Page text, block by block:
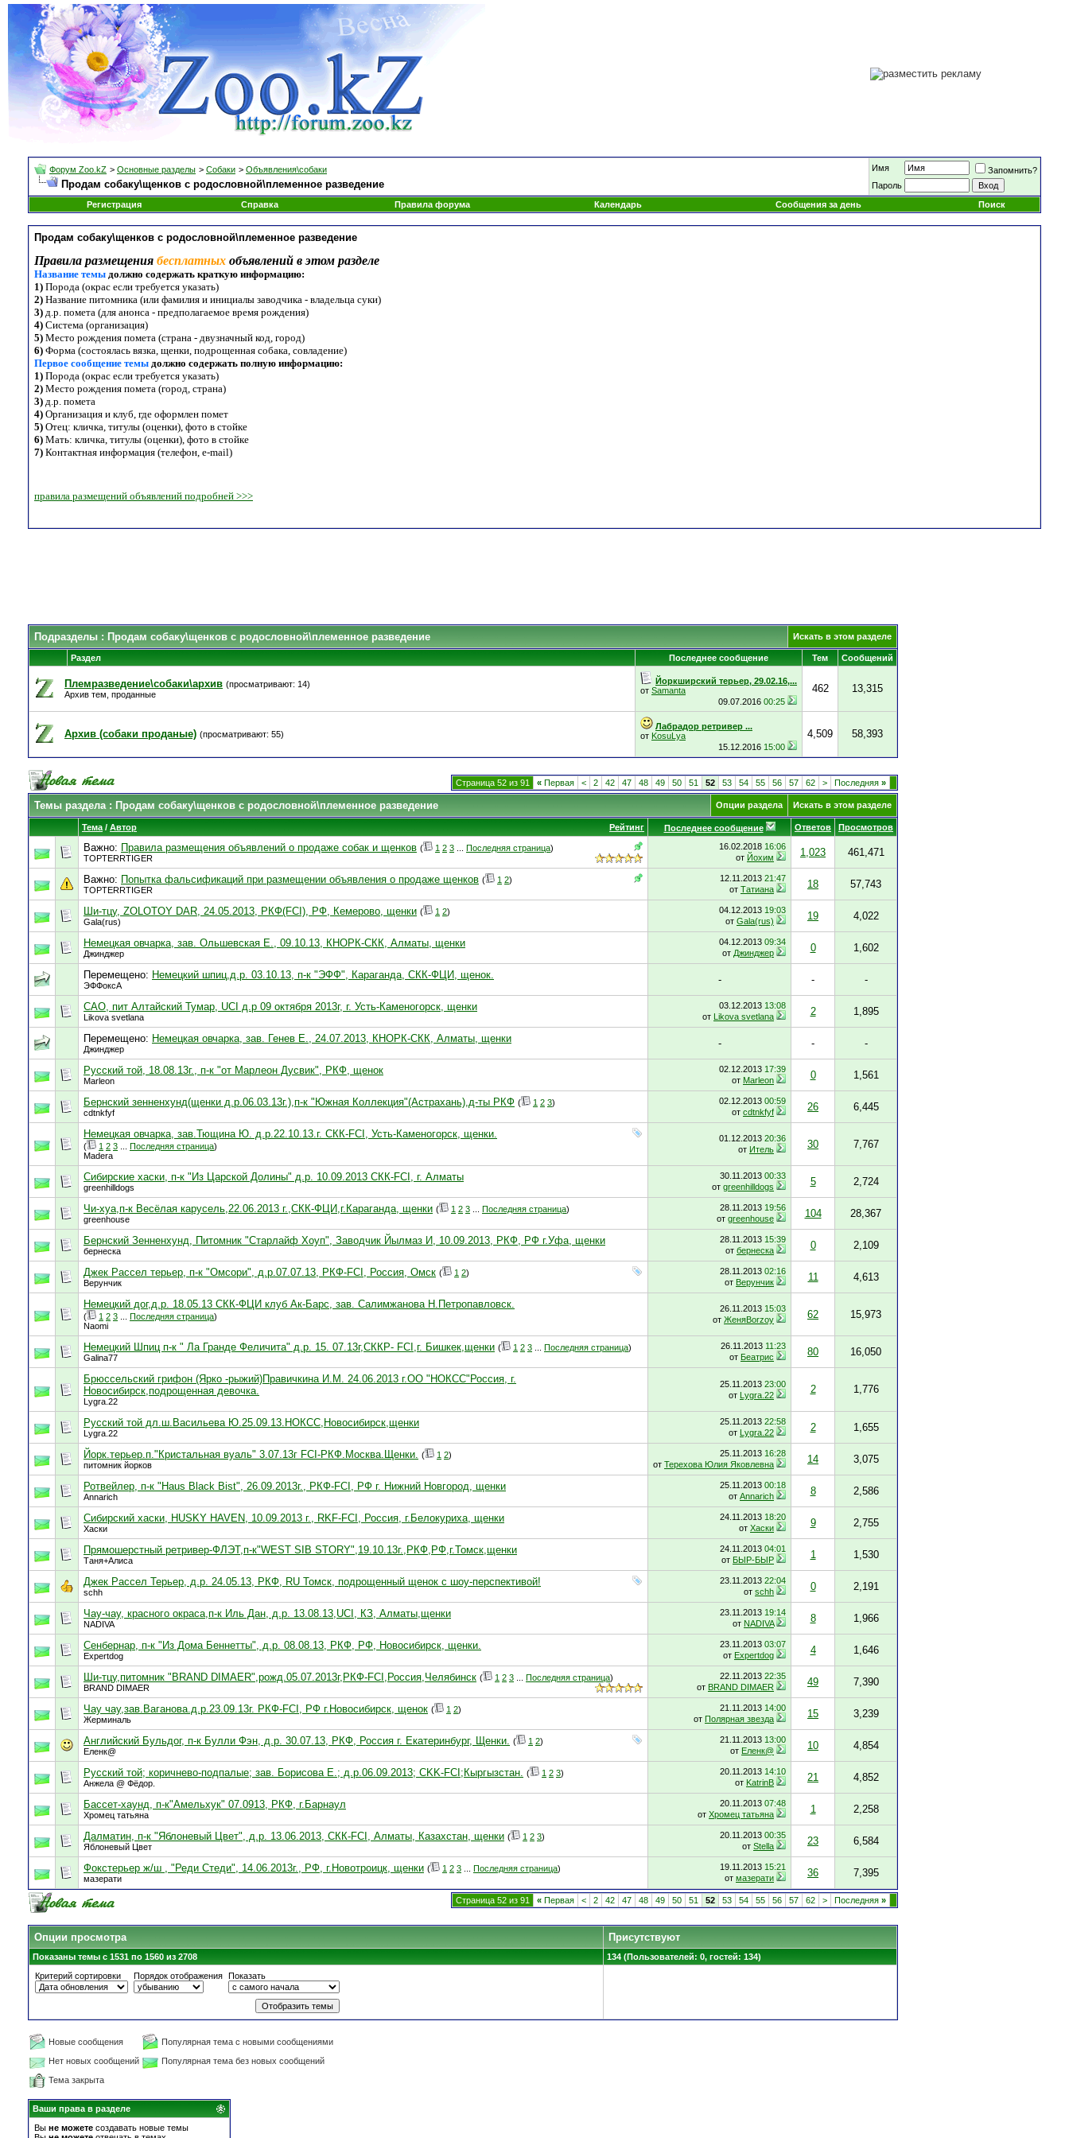
Форум Zoo.kZ > Основные разделы > Собаки > Объявления\собаки
Продам собаку\щенков с родословной\племенное разведение
Имя
Запомнить?
Пароль
Регистрация
Справка Правила форума Календарь Сообщения за день Поиск
Продам собаку\щенков с родословной\племенное разведение
Правила размещения бесплатных объявлений в этом разделе
Название темы должно содержать краткую информацию:
1) Порода (окрас если требуется указать)
2) Название питомника (или фамилия и инициалы заводчика - владельца суки)
3) д.р. помета (для анонса - предполагаемое время рождения)
4) Система (организация)
5) Место рождения помета (страна - двузначный код, город)
6) Форма (состоялась вязка, щенки, подрощенная собака, совладение)
Первое сообщение темы должно содержать полную информацию:
1) Порода (окрас если требуется указать)
2) Место рождения помета (город, страна)
3) д.р. помета
4) Организация и клуб, где оформлен помет
5) Отец: кличка, титулы (оценки), фото в стойке
6) Мать: кличка, титулы (оценки), фото в стойке
7) Контактная информация (телефон, e-mail)
правила размещений объявлений подробней >>>
Подразделы : Продам собаку\щенков с родословной\племенное разведение Искать в этом разделе
Раздел Последнее сообщение Тем Сообщений
Племразведение\собаки\архив (просматривают: 14)
Архив тем, проданные
Йоркширский терьер, 29.02.16,...
от Samanta
09.07.2016 00:25
462 13,315
Архив (собаки проданые) (просматривают: 55)
Лабрадор ретривер ...
от KosuLya
15.12.2016 15:00
4,509 58,393
Страница 52 из 91 « Первая < 2 42 47 48 49 50 51 52 53 54 55 56 57 62 > Последняя »
Темы раздела: Продам собаку\щенков с родословной\племенное разведение Опции раздела Искать в этом разделе
Рейтинг
Тема / Автор Последнее сообщение Ответов Просмотров
Важно: Правила размещения объявлений о продаже собак и щенков ( 1 2 3 Последняя страница)
TOPTERRTIGER
16.02.2018 16:06
от Йохим 1,023 461,471
Важно: Попытка фальсификаций при размещении объявления о продаже щенков ( 1 2)
TOPTERRTIGER
12.11.2013 21:47
от Татиана 18 57,743
Ши-тцу, ZOLOTOY DAR, 24.05.2013, РКФ(FCI), РФ, Кемерово, щенки ( 1 2)
Gala(rus)
04.12.2013 19:03
от Gala(rus) 19 4,022
Немецкая овчарка, зав. Ольшевская Е., 09.10.13, КНОРК-СКК, Алматы, щенки
Джинджер
04.12.2013 09:34
от Джинджер 0 1,602
Перемещено: Немецкий шпиц,д.р. 03.10.13, п-к "ЭФФ", Караганда, СКК-ФЦИ, щенок.
ЭФФоксА - - -
САО, пит Алтайский Тумар, UCI д.р 09 октября 2013г, г. Усть-Каменогорск, щенки
Likova svetlana
03.12.2013 13:08
от Likova svetlana 2 1,895
Перемещено: Немецкая овчарка, зав. Генев Е., 24.07.2013, КНОРК-СКК, Алматы, щенки
Джинджер - - -
Русский той, 18.08.13г., п-к "от Марлеон Дусвик", РКФ, щенок
Marleon
02.12.2013 17:39
от Marleon 0 1,561
Бернский зенненхунд(щенки д.р.06.03.13г.),п-к "Южная Коллекция"(Астрахань),д-ты РКФ ( 1 2 3)
cdtnkfyf
02.12.2013 00:59
от cdtnkfyf 26 6,445
Немецкая овчарка, зав.Тющина Ю. д.р.22.10.13.г. СКК-FCI, Усть-Каменогорск, щенки.
( 1 2 3 Последняя страница)
Madera
01.12.2013 20:36
от Итель 30 7,767
Сибирские хаски, п-к "Из Царской Долины" д.р. 10.09.2013 СКК-FCI, г. Алматы
greenhilldogs
30.11.2013 00:33
от greenhilldogs 5 2,724
Чи-хуа,п-к Весёлая карусель,22.06.2013 г.,СКК-ФЦИ,г.Караганда, щенки ( 1 2 3 Последняя страница)
greenhouse
28.11.2013 19:56
от greenhouse 104 28,367
Бернский Зенненхунд, Питомник "Старлайф Хоуп", Заводчик Йылмаз И, 10.09.2013, РКФ, РФ г.Уфа, щенки
бернеска
28.11.2013 15:39
от бернеска 0 2,109
Джек Рассел терьер, п-к "Омсори", д.р.07.07.13, РКФ-FCI, Россия, Омск ( 1 2)
Верунчик
28.11.2013 02:16
от Верунчик 11 4,613
Немецкий дог,д.р. 18.05.13 СКК-ФЦИ клуб Ак-Барс, зав. Салимжанова Н.Петропавловск.
( 1 2 3 Последняя страница)
Naomi
26.11.2013 15:03
от ЖеняBorzoy 62 15,973
Немецкий Шпиц п-к " Ла Гранде Феличита" д.р. 15. 07.13г,СККР- FCI,г. Бишкек,щенки ( 1 2 3 Последняя страница)
Galina77
26.11.2013 11:23
от Беатрис 80 16,050
Брюссельский грифон (Ярко -рыжий)Правичкина И.М. 24.06.2013 г.ОО "НОКСС"Россия, г.
Новосибирск,подрощенная девочка.
Lygra.22
25.11.2013 23:00
от Lygra.22 2 1,776
Русский той дл.ш.Васильева Ю.25.09.13.НОКСС,Новосибирск,щенки
Lygra.22
25.11.2013 22:58
от Lygra.22 2 1,655
Йорк.терьер.п."Кристальная вуаль" 3.07.13г FCI-РКФ.Москва.Щенки. ( 1 2)
питомник йорков
25.11.2013 16:28
от Терехова Юлия Яковлевна 14 3,075
Ротвейлер, п-к "Haus Black Bist", 26.09.2013г., РКФ-FCI, РФ г. Нижний Новгород, щенки
Annarich
25.11.2013 00:18
от Annarich 8 2,586
Сибирский хаски, HUSKY HAVEN, 10.09.2013 г., RKF-FCI, Россия, г.Белокуриха, щенки
Хаски
24.11.2013 18:20
от Хаски 9 2,755
Прямошерстный ретривер-ФЛЭТ,п-к"WEST SIB STORY",19.10.13г.,РКФ,РФ,г.Томск,щенки
Таня+Алиса
24.11.2013 04:01
от БЫР-БЫР 1 1,530
Джек Рассел Терьер, д.р. 24.05.13, РКФ, RU Томск, подрощенный щенок с шоу-перспективой!
schh
23.11.2013 22:04
от schh 0 2,191
Чау-чау, красного окраса,п-к Иль Дан, д.р. 13.08.13,UCI, КЗ, Алматы,щенки
NADIVA
23.11.2013 19:14
от NADIVA 8 1,966
Сенбернар, п-к "Из Дома Беннетты", д.р. 08.08.13, РКФ, РФ, Новосибирск, щенки.
Expertdog
23.11.2013 03:07
от Expertdog 4 1,646
Ши-тцу,питомник "BRAND DIMAER",рожд.05.07.2013г,РКФ-FCI,Россия,Челябинск ( 1 2 3 Последняя страница)
BRAND DIMAER
22.11.2013 22:35
от BRAND DIMAER 49 7,390
Чау чау,зав.Ваганова.д.р.23.09.13г. РКФ-FCI, РФ г.Новосибирск, щенок ( 1 2)
Жерминаль
21.11.2013 14:00
от Полярная звезда 15 3,239
Английский Бульдог, п-к Булли Фэн, д.р. 30.07.13, РКФ, Россия г. Екатеринбург, Щенки. ( 1 2)
Еленк@
21.11.2013 13:00
от Еленк@ 10 4,854
Русский той; коричнево-подпалые; зав. Борисова Е.; д.р.06.09.2013; CKK-FCI;Кыргызстан. ( 1 2 3)
Анжела @ Фёдор.
20.11.2013 14:10
от KatrinB 21 4,852
Бассет-хаунд, п-к"Амельхук" 07.0913, РКФ, г.Барнаул
Хромец татьяна
20.11.2013 07:48
от Хромец татьяна 1 2,258
Далматин, п-к "Яблоневый Цвет", д.р. 13.06.2013, СКК-FCI, Алматы, Казахстан, щенки ( 1 2 3)
Яблоневый Цвет
20.11.2013 00:35
от Stella 23 6,584
Фокстерьер ж/ш , "Реди Стеди", 14.06.2013г., РФ, г.Новотроицк, щенки ( 1 2 3 Последняя страница)
мазерати
19.11.2013 15:21
от мазерати 36 7,395
Страница 52 из 91 « Первая < 2 42 47 48 49 50 51 52 53 54 55 56 57 62 > Последняя »
Опции просмотра Присутствуют
Показаны темы с 1531 по 1560 из 2708
134 (Пользователей: 0, гостей: 134)
Критерий сортировки
Порядок отображения Показать
Новые сообщения
Популярная тема с новыми сообщениями
Нет новых сообщений
Популярная тема без новых сообщений
Тема закрыта
Ваши права в разделе
Вы не можете создавать новые темы